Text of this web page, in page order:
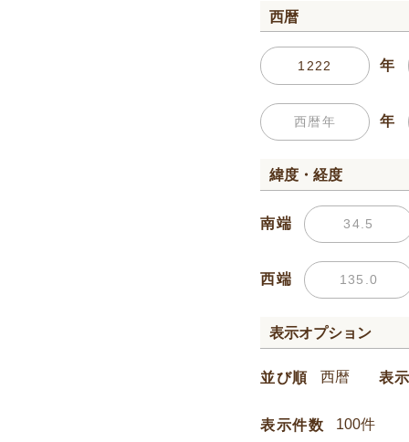
西暦
年
年
緯度・経度
南端
西端
表示オプション
並び順 表
表示件数